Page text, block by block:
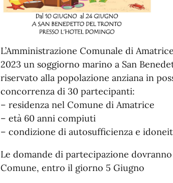
L’Amministrazione Comunale di
2023 un soggiorno marino a San
riservato alla popolazione anziana in
concorrenza di 30 partecipanti:
– residenza nel Comune di Amatrice
– età 60 anni compiuti
– condizione di autosufficienza e
Le domande di partecipazione
Comune, entro il giorno 5 Giugno